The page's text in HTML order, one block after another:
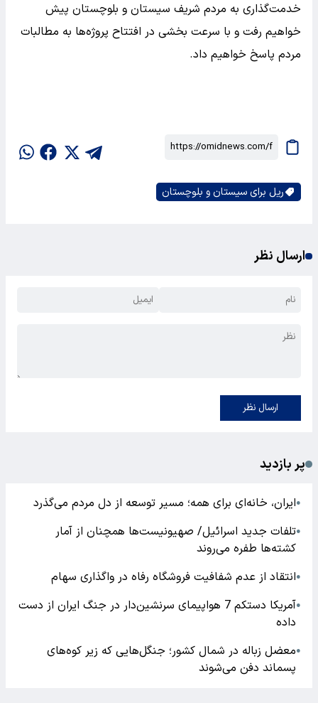
خدمت‌گذاری به مردم شریف سیستان و بلوچستان پیش
خواهیم رفت و با سرعت بخشی در افتتاح پروژه‌ها به مطالبات
مردم پاسخ خواهیم داد.
ریل برای سیستان و بلوچستان
ارسال نظر
ارسال نظر
پر بازدید
●ایران، خانه‌ای برای همه؛ مسیر توسعه از دل مردم می‌گذرد
●تلفات جدید اسرائیل/ صهیونیست‌ها همچنان از آمار
کشته‌ها طفره می‌روند
●انتقاد از عدم شفافیت فروشگاه رفاه در واگذاری سهام
●
آمریکا دستکم 7 هواپیمای سرنشین‌دار در جنگ ایران از دست
داده
●معضل زباله در شمال کشور؛ جنگل‌هایی که زیر کوه‌های
پسماند دفن می‌شوند